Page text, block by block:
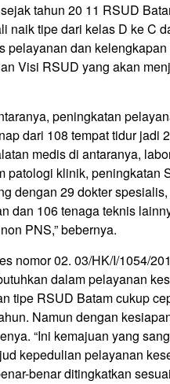
tahun 20 11 RSUD
naik tipe dari kelas D ke C
pelayanan dan
Visi RSUD yang akan
peningkatan
dari 108 tempat tidur jadi
medis di antaranya,
patologi klinik, peningkatan
dengan 29 dokter
dan 106 tenaga teknis
PNS,” bebernya.
nomor 02. 03/HK/I/1054/
dalam pelayanan
tipe RSUD Batam cukup
Namun dengan
“Ini kemajuan yang
kepedulian pelayanan
benar ditingkatkan